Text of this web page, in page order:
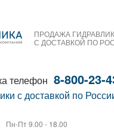
ПРОДАЖА
С ДОСТАВКОЙ ПО
8-800-23-
Пн-Пт 9.00 - 18.00